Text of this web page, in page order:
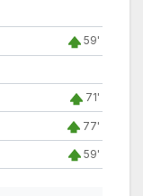
59'
71'
77'
59'